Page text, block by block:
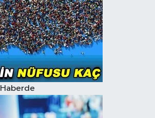
Haberde